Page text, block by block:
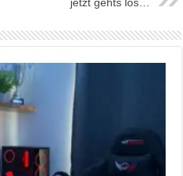
jetzt gehts los…